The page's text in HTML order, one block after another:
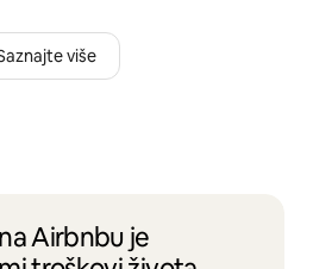
više
Airbnbu je